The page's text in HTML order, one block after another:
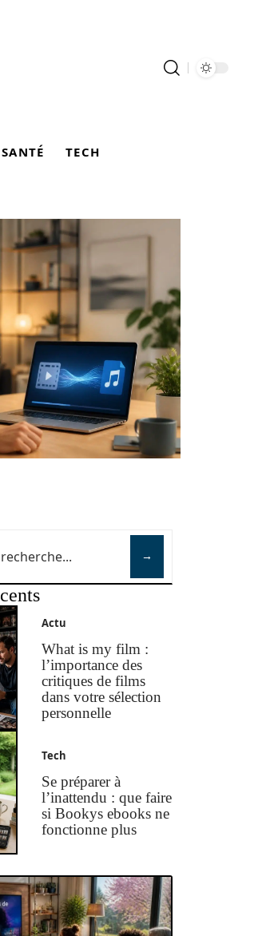
SANTÉ TECH
Actu
What is my film :
l’importance des
critiques de films
dans votre sélection
personnelle
Tech
Se préparer à
l’inattendu : que faire
si Bookys ebooks ne
fonctionne plus